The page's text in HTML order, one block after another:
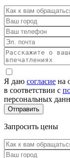
Я даю согласие на
в соответствии с
персональных
Запросить цены